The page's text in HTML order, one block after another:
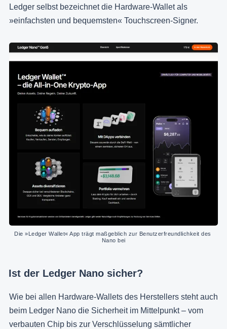
Ledger selbst bezeichnet die Hardware-Wallet als
»einfachsten und bequemsten« Touchscreen-Signer.
Die »Ledger Wallet« App trägt maßgeblich zur Benutzerfreundlichkeit des
Nano bei
Ist der Ledger Nano sicher?
Wie bei allen Hardware-Wallets des Herstellers steht auch
beim Ledger Nano die Sicherheit im Mittelpunkt – vom
verbauten Chip bis zur Verschlüsselung sämtlicher